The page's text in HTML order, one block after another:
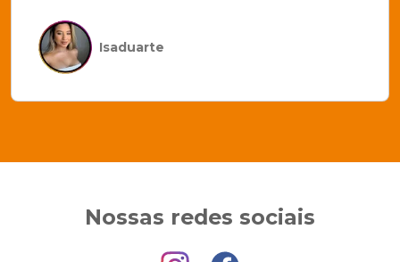
Isaduarte
Nossas redes sociais